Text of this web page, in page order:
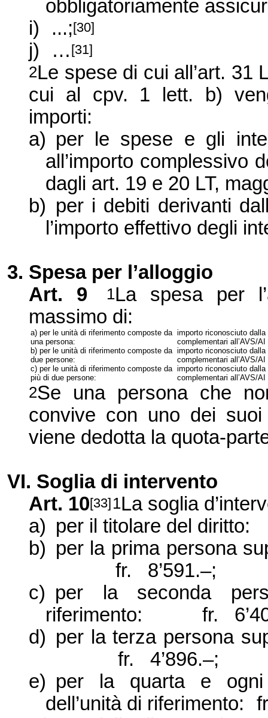
obbligatoriamente
i)
...;[30]
j) … [31]
2Le spese di cui all’art. 31
cui al cpv. 1 lett. b)
importi:
a) per le spese e gli
all’importo complessivo
dagli art. 19 e 20 LT,
b) per i debiti derivanti
l’importo effettivo degli
3. Spesa per l’alloggio
Art. 9
1La spesa per
massimo di:
a) per le unità di riferimento composte da
una persona:
importo riconosciuto
complementari all’AVS/
b) per le unità di riferimento composte da
due persone:
importo riconosciuto
complementari all’AVS/
c) per le unità di riferimento composte da
più di due persone:
importo riconosciuto
complementari all’AVS/
2Se una persona che
convive con uno dei suoi
viene dedotta la quota-
VI. Soglia di intervento
Art. 10[33] 1La soglia
a) per il titolare del diritto:
b) per la prima persona
fr. 8’591.–;
c) per la seconda
riferimento:
fr.
d) per la terza persona
fr. 4’896.–;
e) per la quarta e ogni
dell’unità di riferimento: